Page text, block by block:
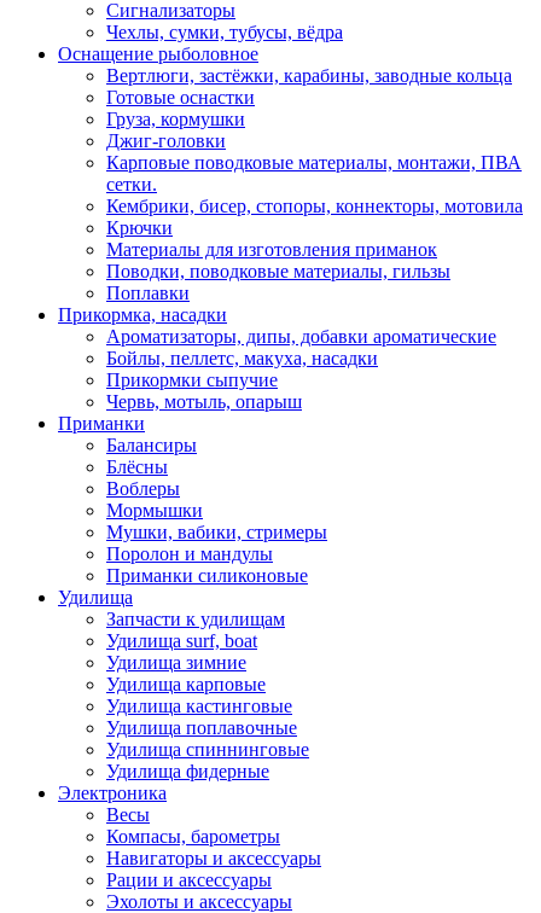
Сигнализаторы
Чехлы, сумки, тубусы, вёдра
Оснащение рыболовное
Вертлюги, застёжки, карабины, заводные кольца
Готовые оснастки
Груза, кормушки
Джиг-головки
Карповые поводковые материалы, монтажи, ПВА
сетки.
Кембрики, бисер, стопоры, коннекторы, мотовила
Крючки
Материалы для изготовления приманок
Поводки, поводковые материалы, гильзы
Поплавки
Прикормка, насадки
Ароматизаторы, дипы, добавки ароматические
Бойлы, пеллетс, макуха, насадки
Прикормки сыпучие
Червь, мотыль, опарыш
Приманки
Балансиры
Блёсны
Воблеры
Мормышки
Мушки, вабики, стримеры
Поролон и мандулы
Приманки силиконовые
Удилища
Запчасти к удилищам
Удилища surf, boat
Удилища зимние
Удилища карповые
Удилища кастинговые
Удилища поплавочные
Удилища спиннинговые
Удилища фидерные
Электроника
Весы
Компасы, барометры
Навигаторы и аксессуары
Рации и аксессуары
Эхолоты и аксессуары